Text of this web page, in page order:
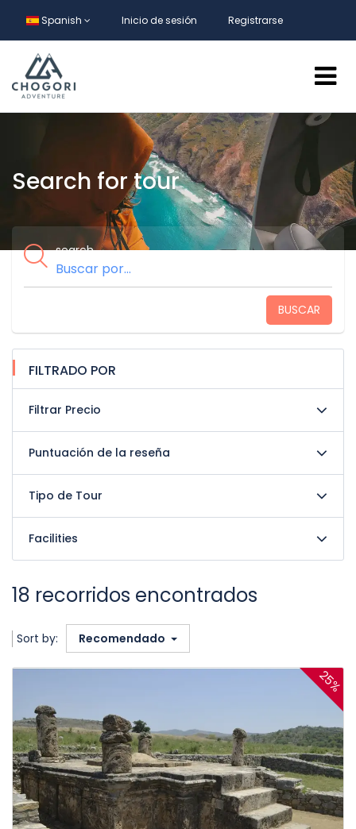
Spanish Inicio de sesión Registrarse
Search for tour
search
BUSCAR
FILTRADO POR
Filtrar Precio
Puntuación de la reseña
Tipo de Tour
Facilities
18 recorridos encontrados
Sort by: Recomendado
25%